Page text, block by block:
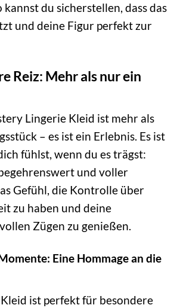
kannst du sicherstellen, dass das
und deine Figur perfekt zur
Reiz: Mehr als nur ein
Lingerie Kleid ist mehr als
– es ist ein Erlebnis. Es ist
fühlst, wenn du es trägst:
und voller
Gefühl, die Kontrolle über
zu haben und deine
Zügen zu genießen.
Eine Hommage an die
ist perfekt für besondere